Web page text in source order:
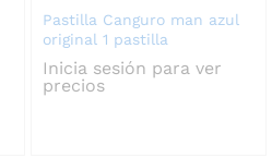
Pastilla Canguro man azul
original 1 pastilla
Inicia sesión para ver
precios